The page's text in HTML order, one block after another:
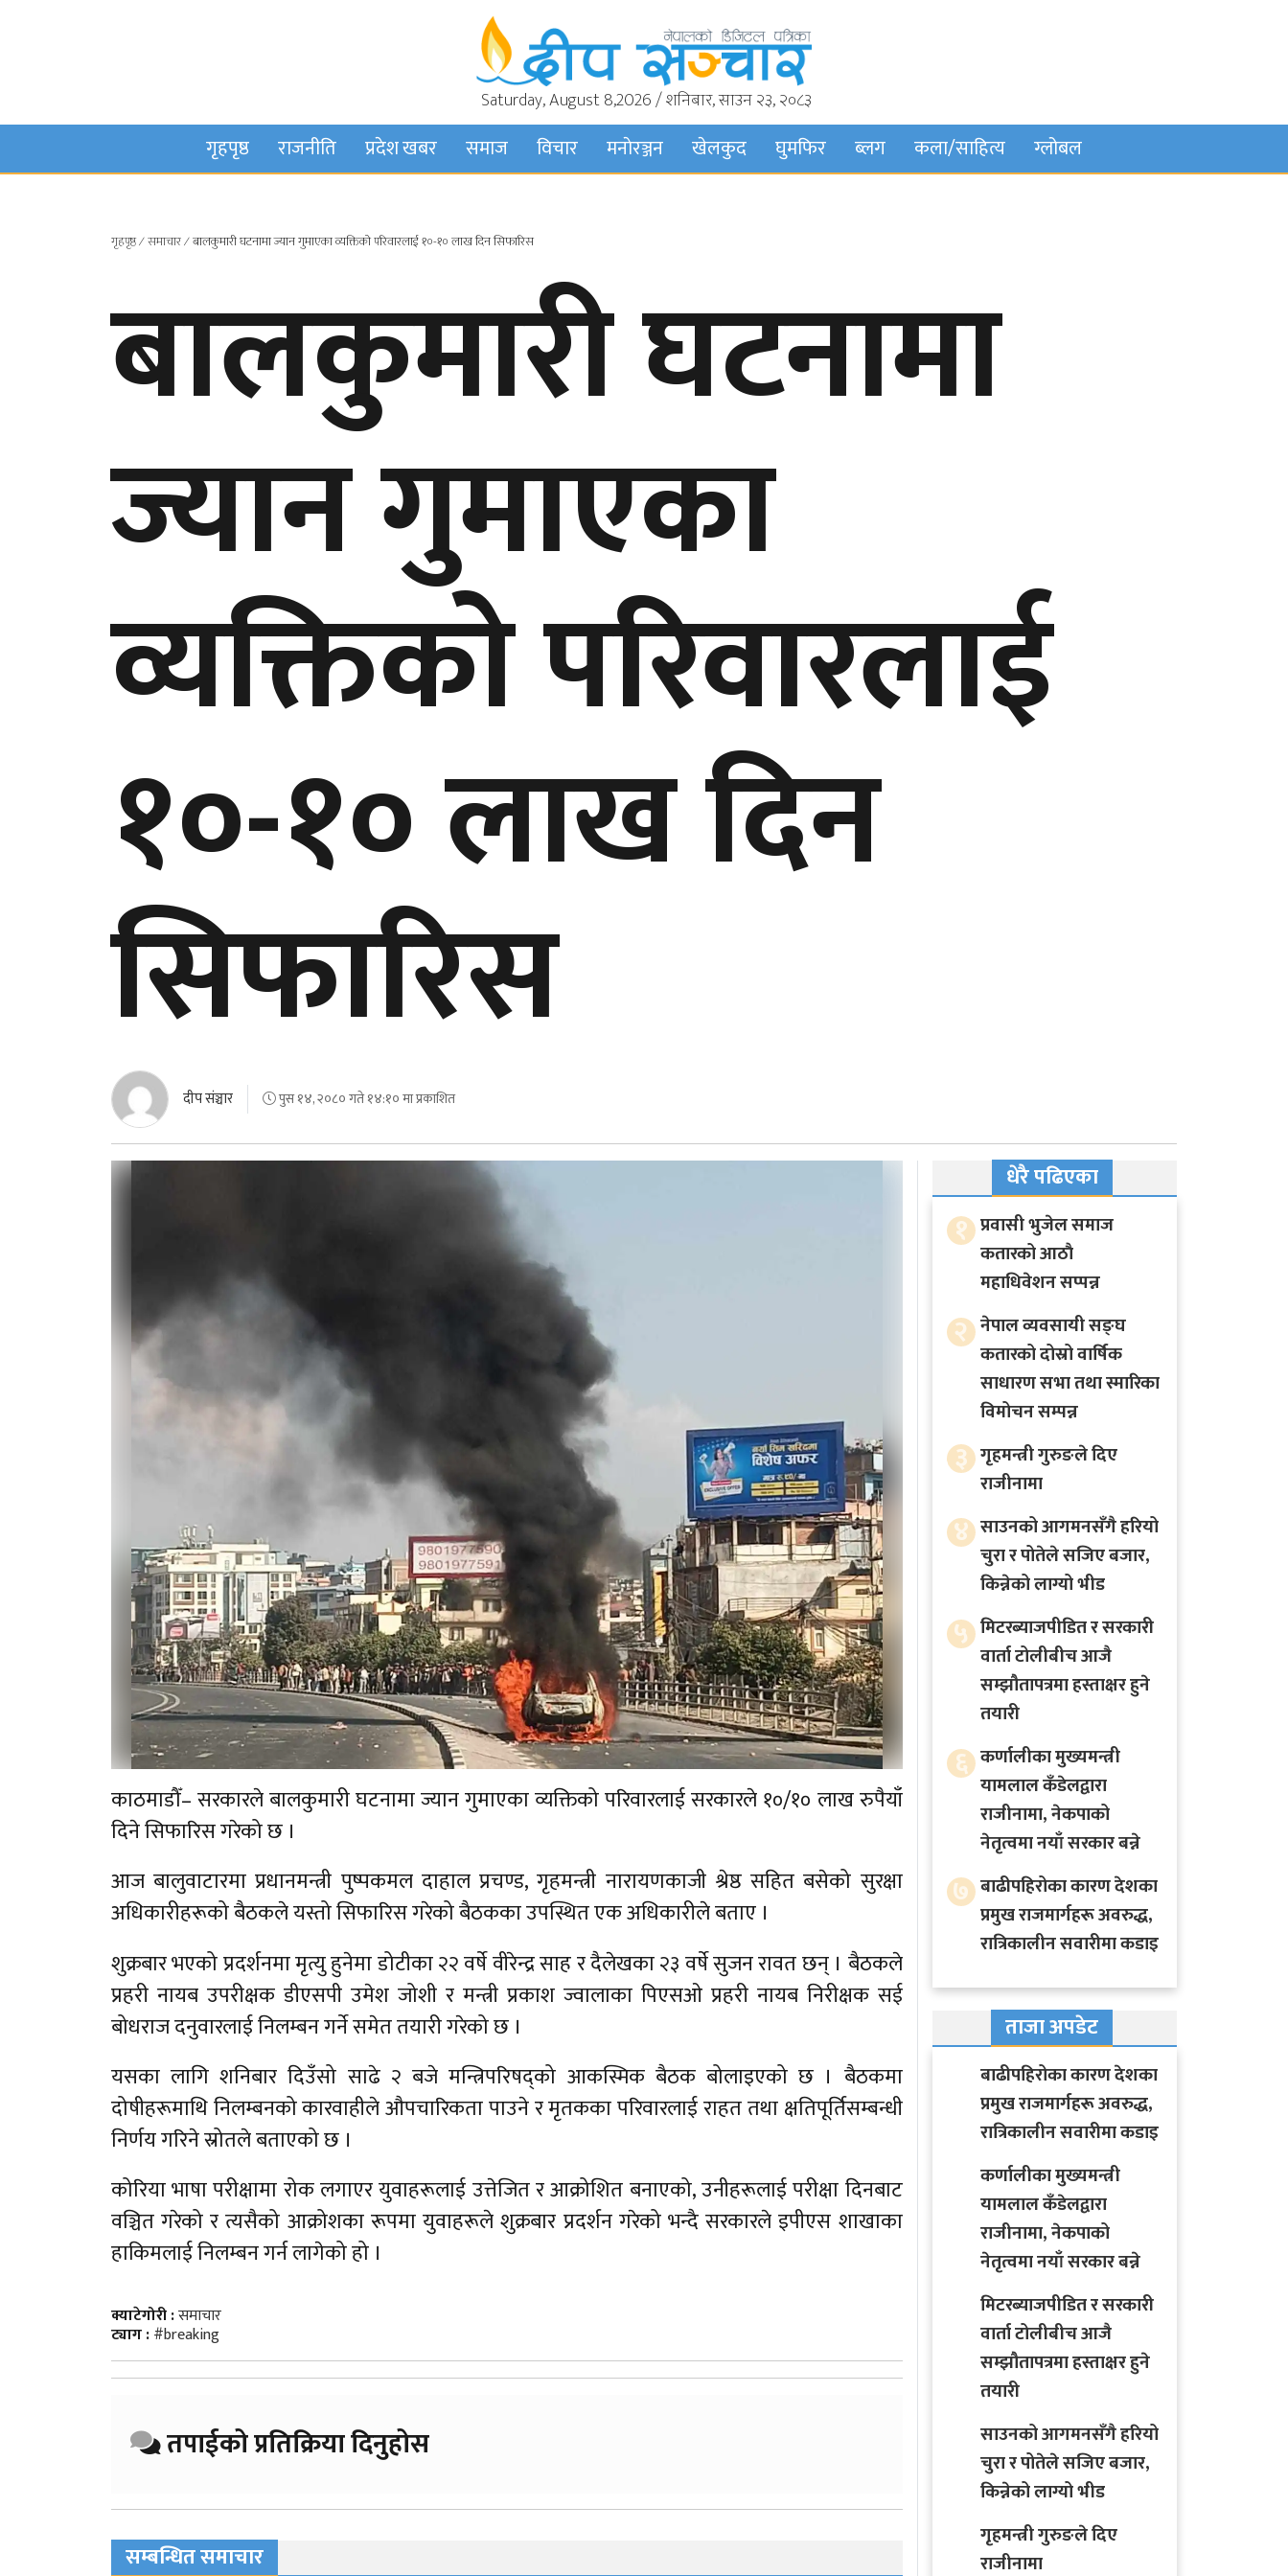
Saturday, August 8,2026 / शनिबार, साउन २३, २०८३
गृहपृष्ठ राजनीति प्रदेश खबर समाज विचार मनाेरञ्जन खेलकुद घुमफिर ब्लग कला/साहित्य ग्लोबल
गृहपृष्ठ∕समाचार∕बालकुमारी घटनामा ज्यान गुमाएका व्यक्तिको परिवारलाई १०-१० लाख दिन सिफारिस
बालकुमारी घटनामा
ज्यान गुमाएका
व्यक्तिको परिवारलाई
१०-१० लाख दिन
सिफारिस
दीप संञ्चार पुस १४, २०८० गते १४:१० मा प्रकाशित
काठमाडौँ– सरकारले बालकुमारी घटनामा ज्यान गुमाएका व्यक्तिको परिवारलाई सरकारले १०/१० लाख रुपैयाँ
दिने सिफारिस गरेको छ ।
आज बालुवाटारमा प्रधानमन्त्री पुष्पकमल दाहाल प्रचण्ड, गृहमन्त्री नारायणकाजी श्रेष्ठ सहित बसेको सुरक्षा
अधिकारीहरूको बैठकले यस्तो सिफारिस गरेको बैठकका उपस्थित एक अधिकारीले बताए ।
शुक्रबार भएको प्रदर्शनमा मृत्यु हुनेमा डोटीका २२ वर्षे वीरेन्द्र साह र दैलेखका २३ वर्षे सुजन रावत छन् । बैठकले
प्रहरी नायब उपरीक्षक डीएसपी उमेश जोशी र मन्त्री प्रकाश ज्वालाका पिएसओ प्रहरी नायब निरीक्षक सई
बोधराज दनुवारलाई निलम्बन गर्ने समेत तयारी गरेको छ ।
यसका लागि शनिबार दिउँसो साढे २ बजे मन्त्रिपरिषद्को आकस्मिक बैठक बोलाइएको छ । बैठकमा
दोषीहरूमाथि निलम्बनको कारवाहीले औपचारिकता पाउने र मृतकका परिवारलाई राहत तथा क्षतिपूर्तिसम्बन्धी
निर्णय गरिने स्रोतले बताएको छ ।
कोरिया भाषा परीक्षामा रोक लगाएर युवाहरूलाई उत्तेजित र आक्रोशित बनाएको, उनीहरूलाई परीक्षा दिनबाट
वञ्चित गरेको र त्यसैको आक्रोशका रूपमा युवाहरूले शुक्रबार प्रदर्शन गरेको भन्दै सरकारले इपीएस शाखाका
हाकिमलाई निलम्बन गर्न लागेको हो ।
क्याटेगोरी :समाचार
ट्याग :#breaking
तपाईको प्रतिक्रिया दिनुहोस
सम्बन्धित समाचार
धेरै पढिएका
१ प्रवासी भुजेल समाज
कतारको आठाै
महाधिवेशन सप्पन्न
२ नेपाल व्यवसायी सङ्घ
कतारको दोस्रो वार्षिक
साधारण सभा तथा स्मारिका
विमोचन सम्पन्न
३ गृहमन्त्री गुरुङले दिए
राजीनामा
४ साउनको आगमनसँगै हरियो
चुरा र पोतेले सजिए बजार,
किन्नेको लाग्यो भीड
५ मिटरब्याजपीडित र सरकारी
वार्ता टोलीबीच आजै
सम्झौतापत्रमा हस्ताक्षर हुने
तयारी
६ कर्णालीका मुख्यमन्त्री
यामलाल कँडेलद्वारा
राजीनामा, नेकपाको
नेतृत्वमा नयाँ सरकार बन्ने
७ बाढीपहिरोका कारण देशका
प्रमुख राजमार्गहरू अवरुद्ध,
रात्रिकालीन सवारीमा कडाइ
ताजा अपडेट
बाढीपहिरोका कारण देशका
प्रमुख राजमार्गहरू अवरुद्ध,
रात्रिकालीन सवारीमा कडाइ
कर्णालीका मुख्यमन्त्री
यामलाल कँडेलद्वारा
राजीनामा, नेकपाको
नेतृत्वमा नयाँ सरकार बन्ने
मिटरब्याजपीडित र सरकारी
वार्ता टोलीबीच आजै
सम्झौतापत्रमा हस्ताक्षर हुने
तयारी
साउनको आगमनसँगै हरियो
चुरा र पोतेले सजिए बजार,
किन्नेको लाग्यो भीड
गृहमन्त्री गुरुङले दिए
राजीनामा